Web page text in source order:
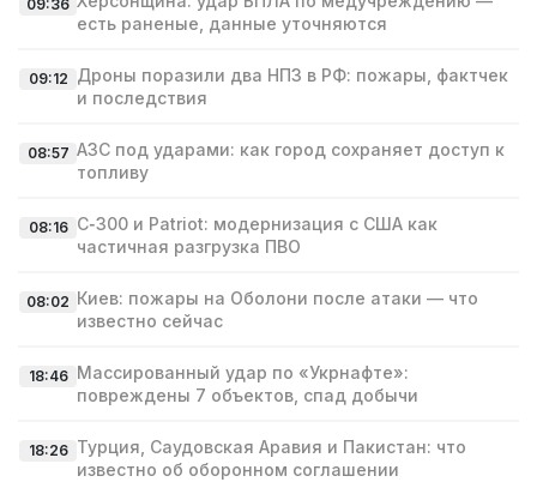
09:36
есть раненые, данные уточняются
09:12 Дроны поразили два НПЗ в РФ: пожары, фактчек
и последствия
08:57 АЗС под ударами: как город сохраняет доступ к
топливу
08:16 С‑300 и Patriot: модернизация с США как
частичная разгрузка ПВО
08:02 Киев: пожары на Оболони после атаки — что
известно сейчас
18:46 Массированный удар по «Укрнафте»:
повреждены 7 объектов, спад добычи
18:26 Турция, Саудовская Аравия и Пакистан: что
известно об оборонном соглашении